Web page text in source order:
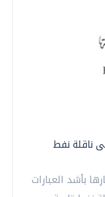
ناقلة نفط
بأشد العبارات